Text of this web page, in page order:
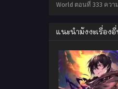
World ตอนที่ 333 ควา
แนะนำมังงะเรื่อง